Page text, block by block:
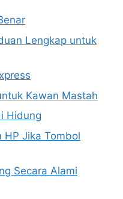
Lengkap untuk
Kawan Mastah
Hidung
HP Jika Tombol
Secara Alami